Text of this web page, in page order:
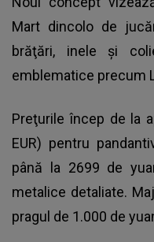
Mart dincolo de
brăţări, inele şi
emblematice precum
Preţurile încep de la
EUR) pentru
până la 2699 de
metalice detaliate.
pragul de 1.000 de